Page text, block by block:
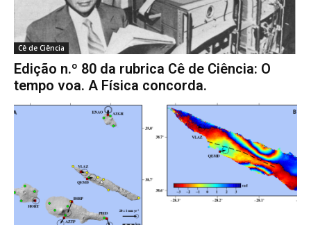
Cê de Ciência
Edição n.º 80 da rubrica Cê de Ciência: O
tempo voa. A Física concorda.